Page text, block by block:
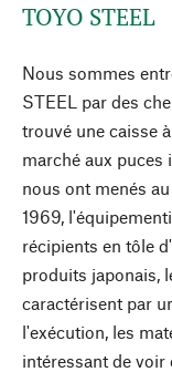
TOYO STEEL
Nous sommes
STEEL par des
trouvé une caisse
marché aux puces
nous ont menés
1969,
récipients en tôle
produits japonais,
caractérisent par
l'exécution, les
intéressant de voir